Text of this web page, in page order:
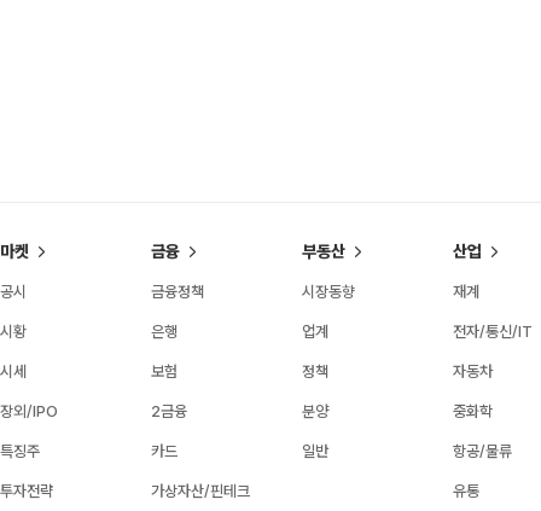
마켓
공시
시황
시세
장외/IPO
특징주
투자전략
금융
금융정책
은행
보험
2금융
카드
가상자산/핀테크
부동산
시장동향
업계
정책
분양
일반
산업
재계
전자/통신/IT
자동차
중화학
항공/물류
유통